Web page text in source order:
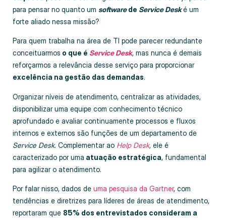
para pensar no quanto um softwarede Service Deské um
forte aliado nessa missão?
Para quem trabalha na área de TI pode parecer redundante
conceituarmos o que é Service Desk, mas nunca é demais
reforçarmos a relevância desse serviço para proporcionar
excelência na gestão das demandas.
Organizar níveis de atendimento, centralizar as atividades,
disponibilizar uma equipe com conhecimento técnico
aprofundado e avaliar continuamente processos e fluxos
internos e externos são funções de um departamento de
Service Desk. Complementar ao Help Desk, ele é
caracterizado por uma atuação estratégica, fundamental
para agilizar o atendimento.
Por falar nisso, dados de uma pesquisa da Gartner, com
tendências e diretrizes para líderes de áreas de atendimento,
reportaram que 85% dos entrevistados consideram a